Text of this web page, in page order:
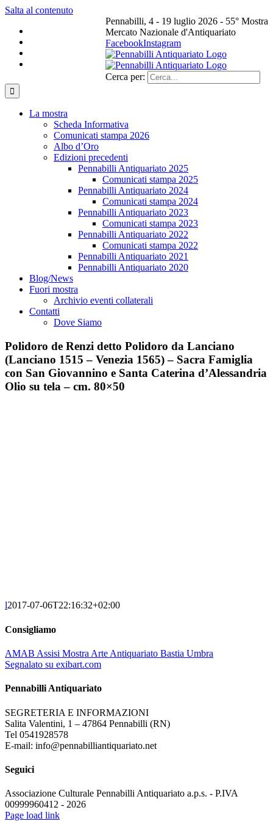
Salta al contenuto
Pennabilli, 4 - 19 luglio 2026 - 55° Mostra
Mercato Nazionale d'Antiquariato
FacebookInstagram
Cerca per:
La mostra
Scheda Informativa
Comunicati stampa 2026
Albo d’Oro
Edizioni precedenti
Pennabilli Antiquariato 2025
Comunicati stampa 2025
Pennabilli Antiquariato 2024
Comunicati stampa 2024
Pennabilli Antiquariato 2023
Comunicati stampa 2023
Pennabilli Antiquariato 2022
Comunicati stampa 2022
Pennabilli Antiquariato 2021
Pennabilli Antiquariato 2020
Blog/News
Fuori mostra
Archivio eventi collaterali
Contatti
Dove Siamo
Polidoro de Renzi detto Polidoro da Lanciano
(Lanciano 1515 – Venezia 1565) – Sacra Famiglia
con San Giovannino e Santa Caterina d’Alessandria
Olio su tela – cm. 80×50
l2017-07-06T22:16:32+02:00
Consigliamo
AMAB Assisi Mostra Arte Antiquariato Bastia Umbra
Segnalato su exibart.com
Pennabilli Antiquariato
SEGRETERIA E INFORMAZIONI
Salita Valentini, 1 – 47864 Pennabilli (RN)
Tel 0541928578
E-mail: info@pennabilliantiquariato.net
Seguici
Associazione Culturale Pennabilli Antiquariato a.p.s. - P.IVA
00999960412 - 2026
Page load link